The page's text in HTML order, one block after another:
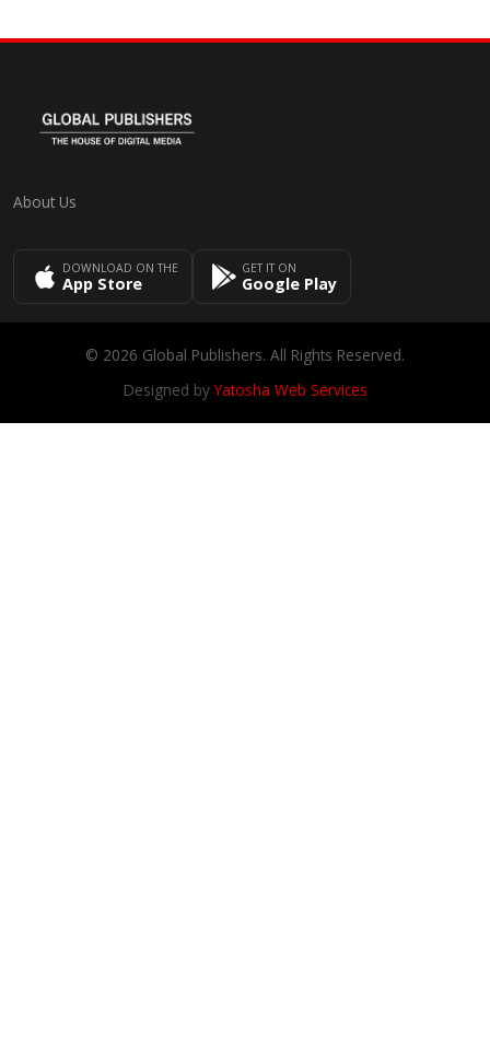
About Us
DOWNLOAD ON THE
App Store
GET IT ON
Google Play
© 2026 Global Publishers. All Rights Reserved.
Designed byYatosha Web Services